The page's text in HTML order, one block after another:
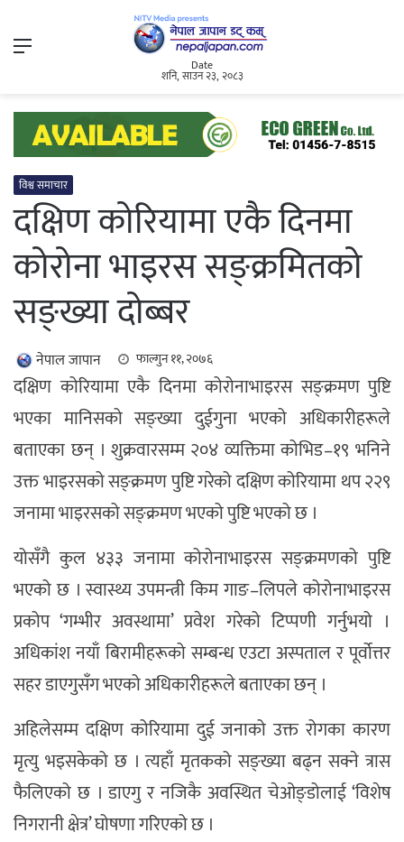
Menu
Date
शनि, साउन २३, २०८३
विश्व समाचार
दक्षिण कोरियामा एकै दिनमा
कोरोना भाइरस सङ्क्रमितको
सङ्ख्या दोब्बर
नेपाल जापान फाल्गुन ११, २०७६
दक्षिण कोरियामा एकै दिनमा कोरोनाभाइरस सङ्क्रमण पुष्टि
भएका मानिसको सङ्ख्या दुईगुना भएको अधिकारीहरूले
बताएका छन् । शुक्रवारसम्म २०४ व्यक्तिमा कोभिड–१९ भनिने
उक्त भाइरसको सङ्क्रमण पुष्टि गरेको दक्षिण कोरियामा थप २२९
जनामा भाइरसको सङ्क्रमण भएको पुष्टि भएको छ ।
योसँगै कुल ४३३ जनामा कोरोनाभाइरस सङ्क्रमणको पुष्टि
भएको छ । स्वास्थ्य उपमन्त्री किम गाङ–लिपले कोरोनाभाइरस
प्रकोप ‘गम्भीर अवस्थामा’ प्रवेश गरेको टिप्पणी गर्नुभयो ।
अधिकांश नयाँ बिरामीहरूको सम्बन्ध एउटा अस्पताल र पूर्वोत्तर
सहर डाएगुसँग भएको अधिकारीहरूले बताएका छन् ।
अहिलेसम्म दक्षिण कोरियामा दुई जनाको उक्त रोगका कारण
मृत्यु भइसकेको छ । त्यहाँ मृतकको सङ्ख्या बढ्न सक्ने त्रास
फैलिएको छ । डाएगु र नजिकै अवस्थित चेओङ्डोलाई ‘विशेष
निगरानी क्षेत्र’ घोषणा गरिएको छ ।